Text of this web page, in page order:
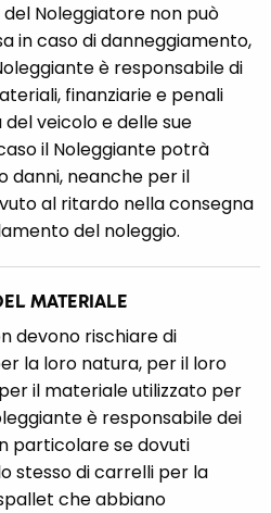
Noleggiatore non può
in caso di danneggiamento,
è responsabile di
finanziarie e penali
veicolo e delle sue
il Noleggiante potrà
danni, neanche per il
al ritardo nella consegna
del noleggio.
MATERIALE
devono rischiare di
la loro natura, per il loro
il materiale utilizzato per
è responsabile dei
particolare se dovuti
stesso di carrelli per la
che abbiano